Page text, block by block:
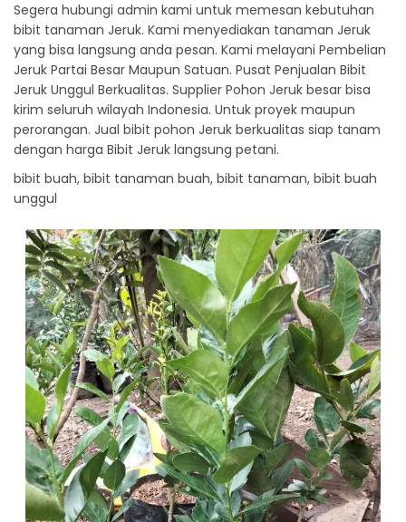
Segera hubungi admin kami untuk memesan kebutuhan
bibit tanaman Jeruk. Kami menyediakan tanaman Jeruk
yang bisa langsung anda pesan. Kami melayani Pembelian
Jeruk Partai Besar Maupun Satuan. Pusat Penjualan Bibit
Jeruk Unggul Berkualitas. Supplier Pohon Jeruk besar bisa
kirim seluruh wilayah Indonesia. Untuk proyek maupun
perorangan. Jual bibit pohon Jeruk berkualitas siap tanam
dengan harga Bibit Jeruk langsung petani.
bibit buah, bibit tanaman buah, bibit tanaman, bibit buah
unggul